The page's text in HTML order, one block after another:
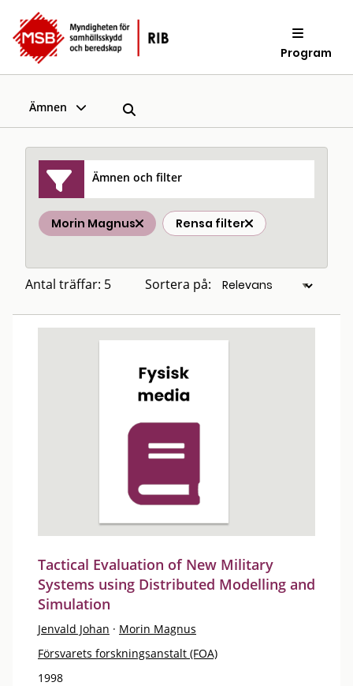
Program
Ämnen
Ämnen och filter
Morin Magnus Rensa filter
Antal träffar: 5 Sortera på:
Tactical Evaluation of New Military
Systems using Distributed Modelling and
Simulation
Jenvald Johan · Morin Magnus
Försvarets forskningsanstalt (FOA)
1998